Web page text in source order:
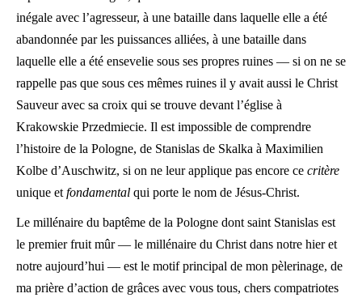
inégale avec l’agresseur, à une bataille dans laquelle elle a été
abandonnée par les puissances alliées, à une bataille dans
laquelle elle a été ensevelie sous ses propres ruines — si on ne se
rappelle pas que sous ces mêmes ruines il y avait aussi le Christ
Sauveur avec sa croix qui se trouve devant l’église à
Krakowskie Przedmiecie. Il est impossible de comprendre
l’histoire de la Pologne, de Stanislas de Skalka à Maximilien
Kolbe d’Auschwitz, si on ne leur applique pas encore ce critère
unique et fondamental qui porte le nom de Jésus-Christ.
Le millénaire du baptême de la Pologne dont saint Stanislas est
le premier fruit mûr — le millénaire du Christ dans notre hier et
notre aujourd’hui — est le motif principal de mon pèlerinage, de
ma prière d’action de grâces avec vous tous, chers compatriotes